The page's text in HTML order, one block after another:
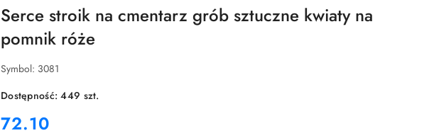
P&P
SP.
O.O.
Serce stroik na cmentarz grób sztuczne kwiaty na
pomnik róże
Symbol: 3081
Dostępność:449 szt.
cena:
72.10